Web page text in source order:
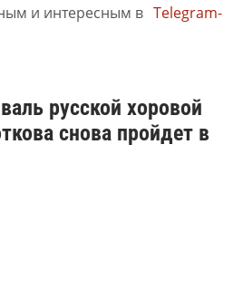
и интересным в Telegram-
русской хоровой
снова пройдет в